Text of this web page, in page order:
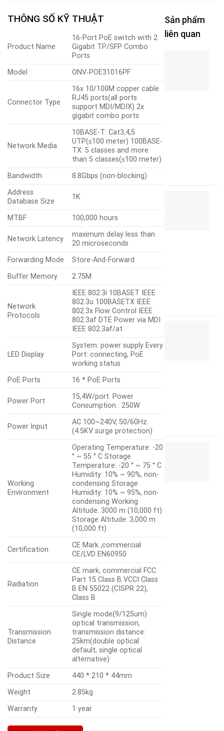
THÔNG SỐ KỸ THUẬT
Product Name
16-Port PoE switch with 2
Gigabit TP/SFP Combo
Ports
Model
ONV-POE31016PF
Connector Type
16x 10/100M copper cable
RJ45 ports(all ports
support MDI/MDIX) 2x
gigabit combo ports
Network Media
10BASE-T: Cat3,4,5
UTP(≤100 meter) 100BASE-
TX: 5 classes and more
than 5 classes(≤100 meter)
Bandwidth
8.8Gbps (non-blocking)
Address
Database Size
1K
MTBF 100,000 hours
Network Latency
maximum delay less than
20 microseconds
Forwarding Mode
Store-And-Forward
Buffer Memory
2.75M
Network
Protocols
IEEE 802.3i 10BASET IEEE
802.3u 100BASETX IEEE
802.3x Flow Control IEEE
802.3af DTE Power via MDI
IEEE 802.3af/at
LED Display
System: power supply Every
Port: connecting, PoE
working status
PoE Ports
16 * PoE Ports
Power Port
15,4W/port. Power
Consumption : 250W
Power Input
AC 100~240V, 50/60Hz.
(4.5KV surge protection)
Working
Environment
Operating Temperature: -20
° ~ 55 ° C Storage
Temperature: -20 ° ~ 75 ° C
Humidity: 10% ~ 90%, non-
condensing Storage
Humidity: 10% ~ 95%, non-
condensing Working
Altitude: 3000 m (10,000 ft)
Storage Altitude: 3,000 m
(10,000 ft)
Certification
CE Mark ,commercial
CE/LVD EN60950
Radiation
CE mark, commercial FCC
Part 15 Class B VCCI Class
B EN 55022 (CISPR 22),
Class B
Transmission
Distance
Single mode(9/125um)
optical transmission,
transmission distance:
25km(double optical
default, single optical
alternative)
Product Size
440 * 210 * 44mm
Weight
2.85kg
Warranty
1 year
Sản phẩm
liên quan